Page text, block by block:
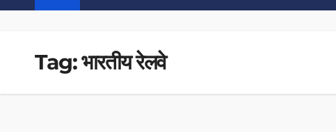
Tag:भारतीय रेलवे